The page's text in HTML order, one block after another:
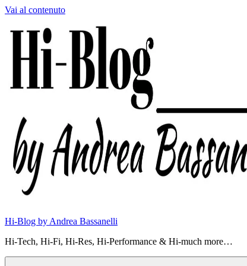
Vai al contenuto
Hi-Blog by Andrea Bassanelli
Hi-Tech, Hi-Fi, Hi-Res, Hi-Performance & Hi-much more…